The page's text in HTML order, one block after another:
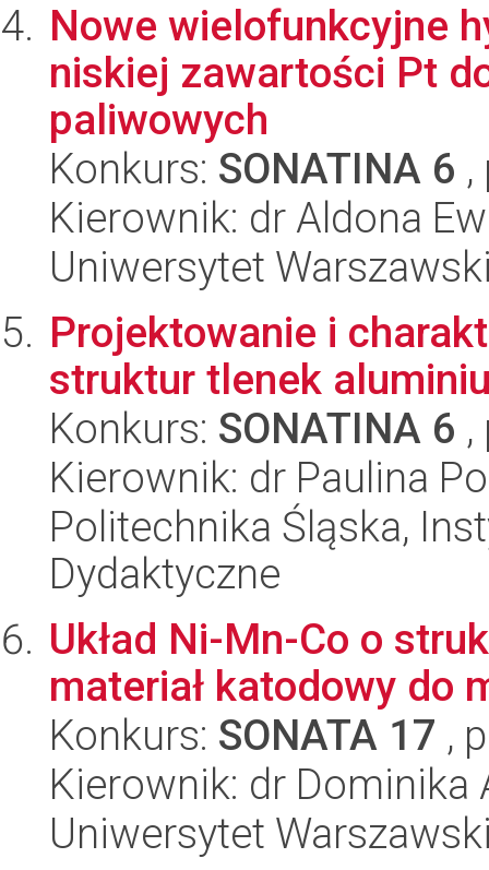
Nowe wielofunkcyjne
niskiej zawartości Pt
paliwowych
Konkurs: SONATINA 6
Kierownik: dr Aldona
Uniwersytet
Projektowanie i
struktur tlenek
Konkurs: SONATINA 6
Kierownik: dr Paulina
Politechnika Śląska,
Dydaktyczne
Układ Ni-Mn-Co o
materiał katodowy do
Konkurs: SONATA 17 ,
Kierownik: dr Dominika
Uniwersytet